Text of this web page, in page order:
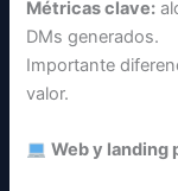
Métricas clave:
DMs generados.
Importante
valor.
Web y landing